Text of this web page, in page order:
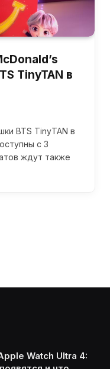
TinyTAN в
BTS TinyTAN в
с 3
ждут также
Watch Ultra 4: